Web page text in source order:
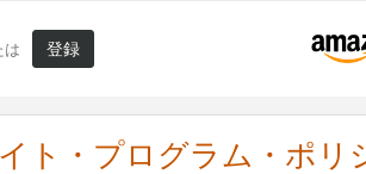
は 登録
ト・プログラム・ポリ